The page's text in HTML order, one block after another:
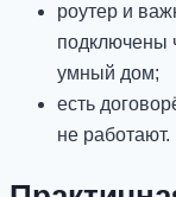
роутер и
подключены
умный дом;
есть
не работают.